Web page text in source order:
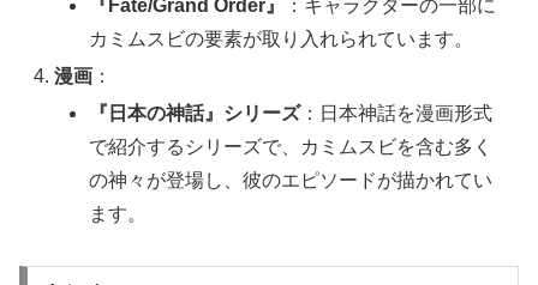
『Fate/Grand Order』
：キャラクターの一部に
カミムスビの要素が取り入れられています。
漫画 ：
『日本の神話』シリーズ ：日本神話を漫画形式
で紹介するシリーズで、カミムスビを含む多く
の神々が登場し、彼のエピソードが描かれてい
ます。